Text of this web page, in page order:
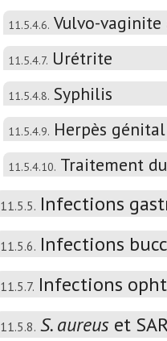
11.5.4.6. Vulvo-vaginite
11.5.4.7. Urétrite
11.5.4.8. Syphilis
11.5.4.9. Herpès génital
11.5.4.10. Traitement
11.5.5. Infections
11.5.6. Infections
11.5.7. Infections
11.5.8. S. aureus et